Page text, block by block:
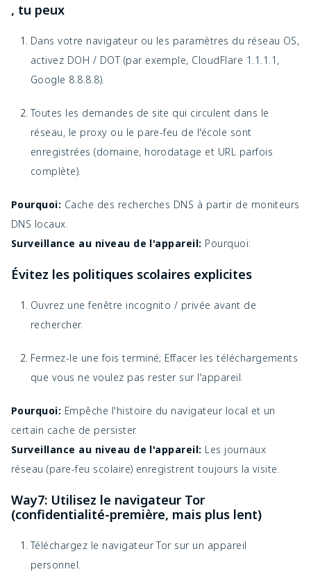
, tu peux
Dans votre navigateur ou les paramètres du réseau OS,
activez DOH / DOT (par exemple, CloudFlare 1.1.1.1,
Google 8.8.8.8).
Toutes les demandes de site qui circulent dans le
réseau, le proxy ou le pare-feu de l'école sont
enregistrées (domaine, horodatage et URL parfois
complète).
Pourquoi: Cache des recherches DNS à partir de moniteurs
DNS locaux.
Surveillance au niveau de l'appareil: Pourquoi:
Évitez les politiques scolaires explicites
Ouvrez une fenêtre incognito / privée avant de
rechercher.
Fermez-le une fois terminé; Effacer les téléchargements
que vous ne voulez pas rester sur l'appareil.
Pourquoi: Empêche l'histoire du navigateur local et un
certain cache de persister.
Surveillance au niveau de l'appareil: Les journaux
réseau (pare-feu scolaire) enregistrent toujours la visite.
Way7: Utilisez le navigateur Tor
(confidentialité-première, mais plus lent)
Téléchargez le navigateur Tor sur un appareil
personnel.